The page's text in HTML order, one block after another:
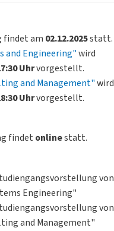
findet am 02.12.2025statt.
and Engineering"wird
Uhrvorgestellt.
and Management"wird
Uhrvorgestellt.
findet onlinestatt.
von
Engineering"
von
and Management"